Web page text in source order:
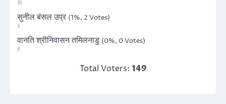
सुनील बंसल उप्र (1%, 2 Votes)
वानति श्रीनिवासन तमिलनाडु (0%, 0 Votes)
Total Voters: 149